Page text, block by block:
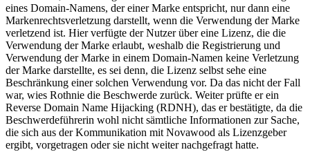
eines Domain-Namens, der einer Marke entspricht, nur dann eine
Markenrechtsverletzung darstellt, wenn die Verwendung der Marke
verletzend ist. Hier verfügte der Nutzer über eine Lizenz, die die
Verwendung der Marke erlaubt, weshalb die Registrierung und
Verwendung der Marke in einem Domain-Namen keine Verletzung
der Marke darstellte, es sei denn, die Lizenz selbst sehe eine
Beschränkung einer solchen Verwendung vor. Da das nicht der Fall
war, wies Rothnie die Beschwerde zurück. Weiter prüfte er ein
Reverse Domain Name Hijacking (RDNH), das er bestätigte, da die
Beschwerdeführerin wohl nicht sämtliche Informationen zur Sache,
die sich aus der Kommunikation mit Novawood als Lizenzgeber
ergibt, vorgetragen oder sie nicht weiter nachgefragt hatte.